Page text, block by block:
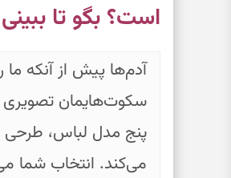
است؟ بگو تا
آدم‌ها پیش از آنکه
سکوت‌هایمان
پنج مدل لباس، طرحی
می‌کند. انتخاب شما